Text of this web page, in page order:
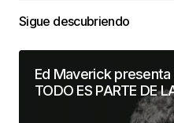
Sigue descubriendo
Ed Maverick presenta
TODO ES PARTE DE